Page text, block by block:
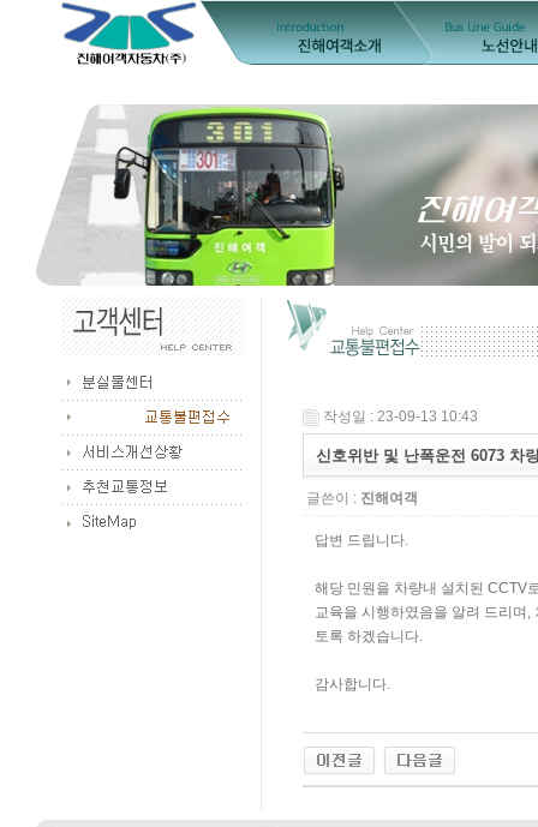
작성일 : 23-09-13 10:43
신호위반 및 난폭운전 6073 차
글쓴이 : 진해여객
답변 드립니다.
해당 민원을 차량내 설치된 CCTV
교육을 시행하였음을 알려 드리며
토록 하겠습니다.
감사합니다.